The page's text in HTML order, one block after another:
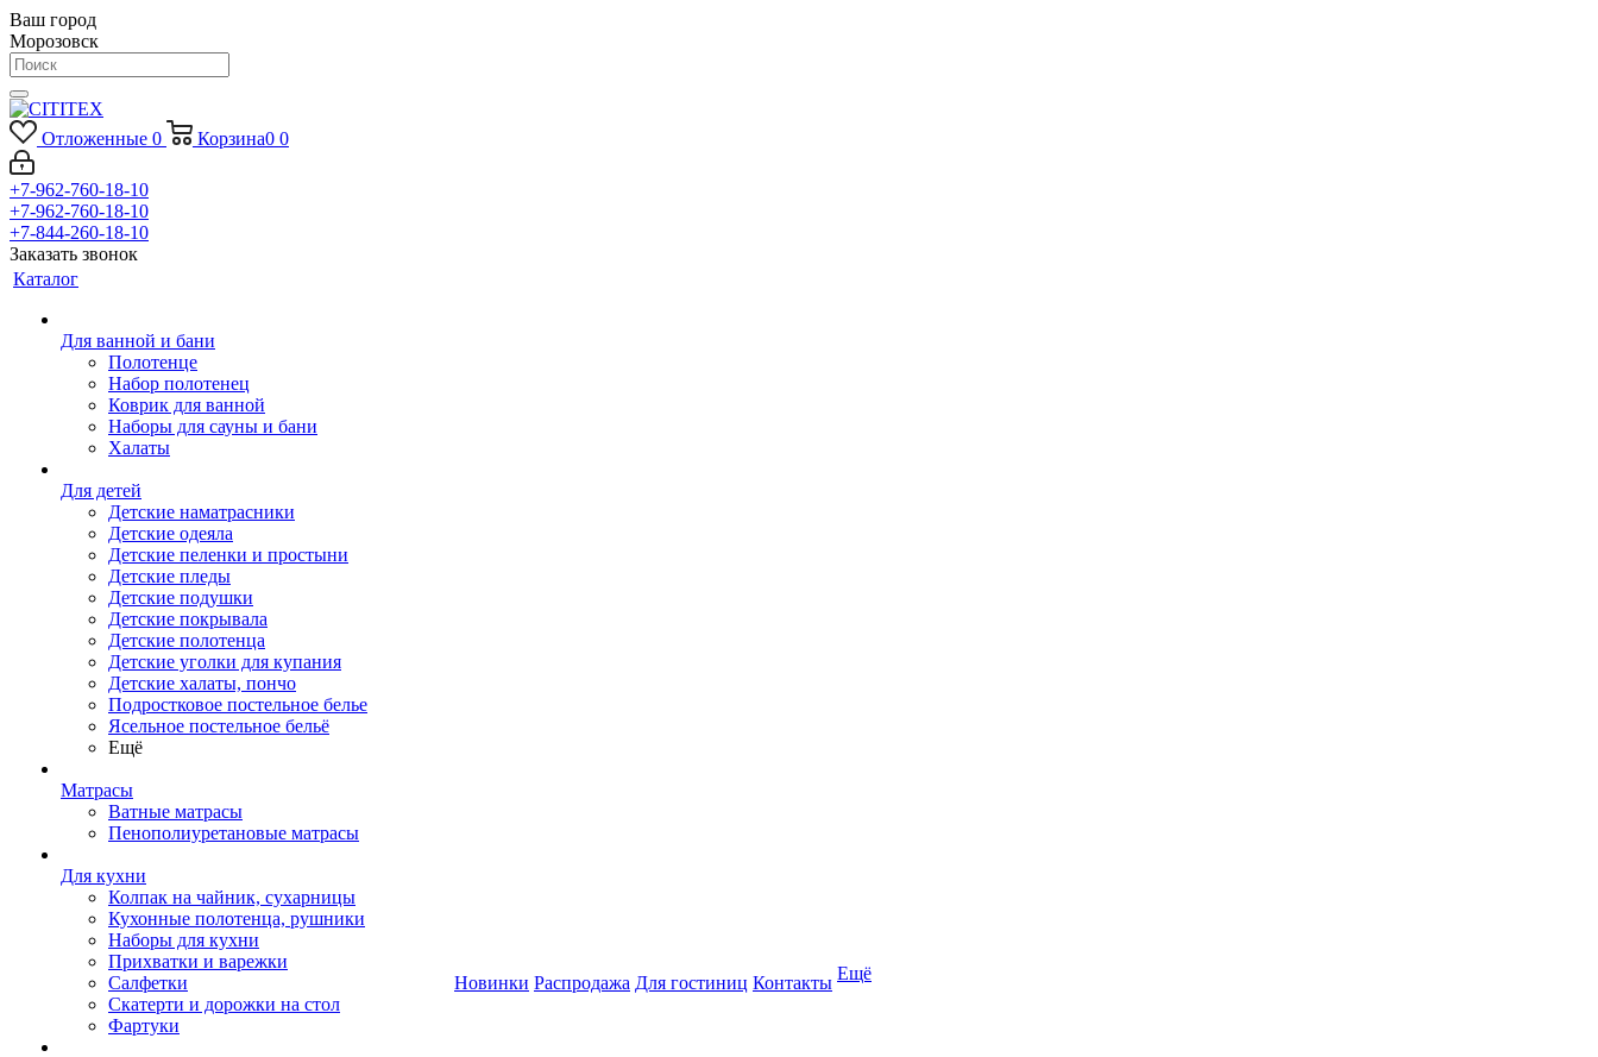
Ваш город
Морозовск
Отложенные 0 Корзина0 0
+7-962-760-18-10
+7-962-760-18-10
+7-844-260-18-10
Заказать звонок
Каталог
Для ванной и бани
Полотенце
Набор полотенец
Коврик для ванной
Наборы для сауны и бани
Халаты
Для детей
Детские наматрасники
Детские одеяла
Детские пеленки и простыни
Детские пледы
Детские подушки
Детские покрывала
Детские полотенца
Детские уголки для купания
Детские халаты, пончо
Подростковое постельное белье
Ясельное постельное бельё
Ещё
Матрасы
Ватные матрасы
Пенополиуретановые матрасы
Для кухни
Колпак на чайник, сухарницы
Кухонные полотенца, рушники
Наборы для кухни
Прихватки и варежки
Салфетки
Скатерти и дорожки на стол
Фартуки
Новинки Распродажа Для гостиниц Контакты Ещё